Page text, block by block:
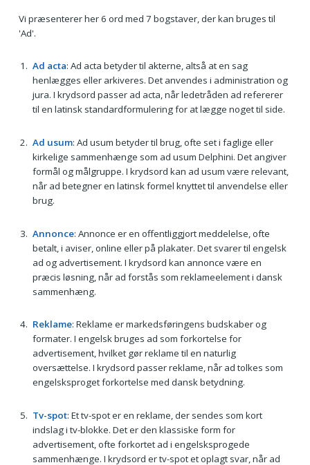
Vi præsenterer her 6 ord med 7 bogstaver, der kan bruges til
'Ad'.
Ad acta: Ad acta betyder til akterne, altså at en sag
henlægges eller arkiveres. Det anvendes i administration og
jura. I krydsord passer ad acta, når ledetråden ad refererer
til en latinsk standardformulering for at lægge noget til side.
Ad usum: Ad usum betyder til brug, ofte set i faglige eller
kirkelige sammenhænge som ad usum Delphini. Det angiver
formål og målgruppe. I krydsord kan ad usum være relevant,
når ad betegner en latinsk formel knyttet til anvendelse eller
brug.
Annonce: Annonce er en offentliggjort meddelelse, ofte
betalt, i aviser, online eller på plakater. Det svarer til engelsk
ad og advertisement. I krydsord kan annonce være en
præcis løsning, når ad forstås som reklameelement i dansk
sammenhæng.
Reklame: Reklame er markedsføringens budskaber og
formater. I engelsk bruges ad som forkortelse for
advertisement, hvilket gør reklame til en naturlig
oversættelse. I krydsord passer reklame, når ad tolkes som
engelsksproget forkortelse med dansk betydning.
Tv-spot: Et tv-spot er en reklame, der sendes som kort
indslag i tv-blokke. Det er den klassiske form for
advertisement, ofte forkortet ad i engelsksprogede
sammenhænge. I krydsord er tv-spot et oplagt svar, når ad